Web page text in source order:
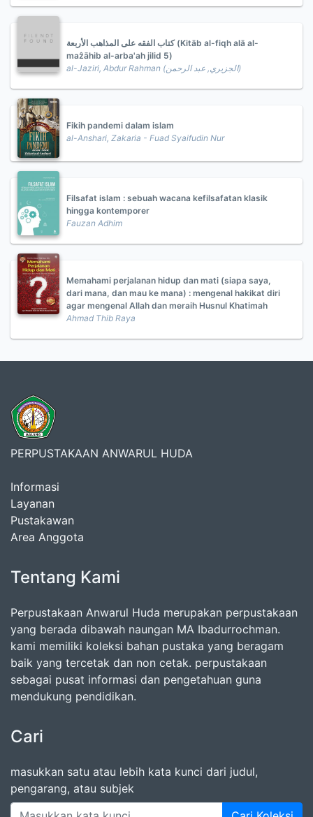
كتاب الفقه على المذاهب الأربعة (Kitāb al-fiqh alā al-
maẑāhib al-arba'ah jilid 5)
al-Jaziri, Abdur Rahman (الجزيري, عبد الرحمن)
Fikih pandemi dalam islam
al-Anshari, Zakaria - Fuad Syaifudin Nur
Filsafat islam : sebuah wacana kefilsafatan klasik
hingga kontemporer
Fauzan Adhim
Memahami perjalanan hidup dan mati (siapa saya,
dari mana, dan mau ke mana) : mengenal hakikat diri
agar mengenal Allah dan meraih Husnul Khatimah
Ahmad Thib Raya
PERPUSTAKAAN ANWARUL HUDA
Informasi
Layanan
Pustakawan
Area Anggota
Tentang Kami
Perpustakaan Anwarul Huda merupakan perpustakaan
yang berada dibawah naungan MA Ibadurrochman.
kami memiliki koleksi bahan pustaka yang beragam
baik yang tercetak dan non cetak. perpustakaan
sebagai pusat informasi dan pengetahuan guna
mendukung pendidikan.
Cari
masukkan satu atau lebih kata kunci dari judul,
pengarang, atau subjek